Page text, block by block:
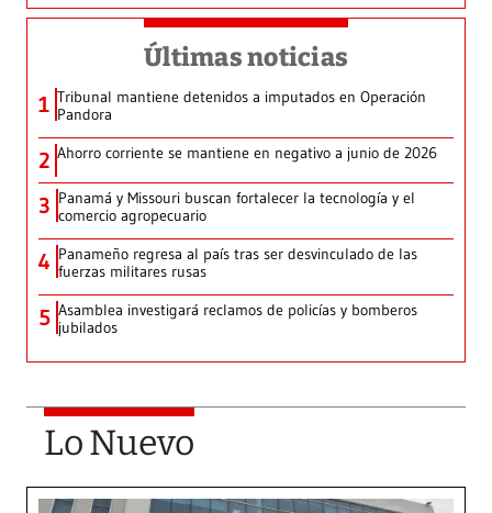
Últimas noticias
1 Tribunal mantiene detenidos a imputados en Operación
Pandora
2 Ahorro corriente se mantiene en negativo a junio de 2026
3 Panamá y Missouri buscan fortalecer la tecnología y el
comercio agropecuario
4 Panameño regresa al país tras ser desvinculado de las
fuerzas militares rusas
5 Asamblea investigará reclamos de policías y bomberos
jubilados
Lo Nuevo